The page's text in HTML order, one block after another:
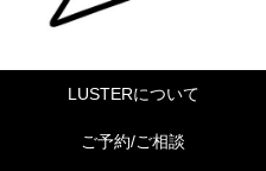
LUSTERについて
ご予約/ご相談